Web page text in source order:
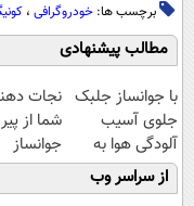
برچسب ها: خودروگرافی ،
مطالب پیشنهادی
با جوانساز جلبک
جلوی آسیب
آلودگی هوا به
پوستت رو بگیر
تخفیف ویژه
نجات
شما از
جوانساز
جلبک50%تخفیف
از سراسر وب